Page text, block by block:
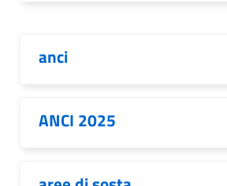
anci
ANCI 2025